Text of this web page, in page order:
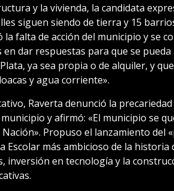
y la vivienda, la candidata
siguen siendo de tierra y 15
la falta de acción del municipio y se
dar respuestas para que se pueda
ya sea propia o de alquiler, y
y agua corriente».
Raverta denunció la
y afirmó: «El municipio se
Nación». Propuso el lanzamiento del
más ambicioso de la historia
inversión en tecnología y la